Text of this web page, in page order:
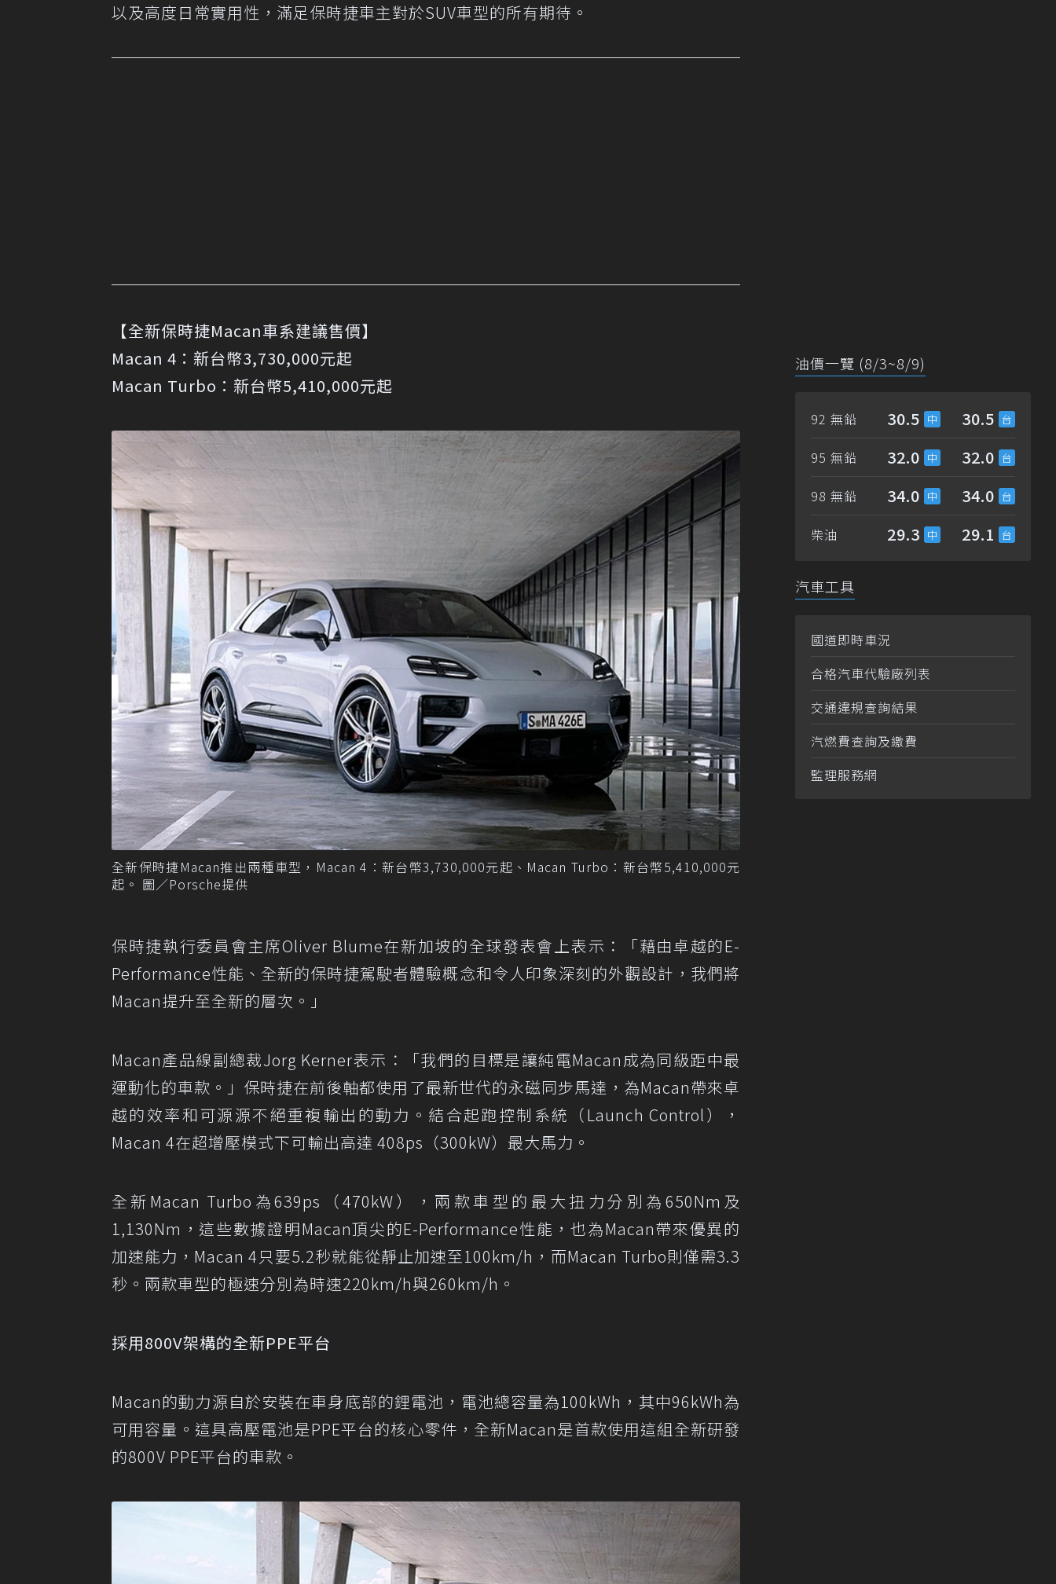
以及高度日常實用性，滿足保時捷車主對於SUV車型的所有期待。
【全新保時捷Macan車系建議售價】
Macan 4：新台幣3,730,000元起
Macan Turbo：新台幣5,410,000元起
全新保時捷Macan推出兩種車型，Macan 4：新台幣3,730,000元起、Macan Turbo：新台幣5,410,000元
起。 圖／Porsche提供
保時捷執行委員會主席Oliver Blume在新加坡的全球發表會上表示：「藉由卓越的E-
Performance性能、全新的保時捷駕駛者體驗概念和令人印象深刻的外觀設計，我們將
Macan提升至全新的層次。」
Macan產品線副總裁Jorg Kerner表示：「我們的目標是讓純電Macan成為同級距中最
運動化的車款。」保時捷在前後軸都使用了最新世代的永磁同步馬達，為Macan帶來卓
越的效率和可源源不絕重複輸出的動力。結合起跑控制系統（Launch Control），
Macan 4在超增壓模式下可輸出高達 408ps（300kW）最大馬力。
全新Macan Turbo為639ps（470kW），兩款車型的最大扭力分別為650Nm及
1,130Nm，這些數據證明Macan頂尖的E-Performance性能，也為Macan帶來優異的
加速能力，Macan 4只要5.2秒就能從靜止加速至100km/h，而Macan Turbo則僅需3.3
秒。兩款車型的極速分別為時速220km/h與260km/h。
採用800V架構的全新PPE平台
Macan的動力源自於安裝在車身底部的鋰電池，電池總容量為100kWh，其中96kWh為
可用容量。這具高壓電池是PPE平台的核心零件，全新Macan是首款使用這組全新研發
的800V PPE平台的車款。
油價一覽 (8/3~8/9)
92 無鉛 30.5 30.5
95 無鉛 32.0 32.0
98 無鉛 34.0 34.0
柴油 29.3 29.1
汽車工具
國道即時車況
合格汽車代驗廠列表
交通違規查詢結果
汽燃費查詢及繳費
監理服務網